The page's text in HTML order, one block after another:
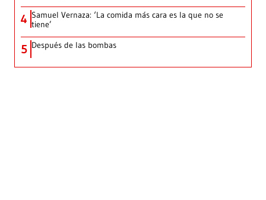
4 Samuel Vernaza: ‘La comida más cara es la que no se
tiene’
5 Después de las bombas